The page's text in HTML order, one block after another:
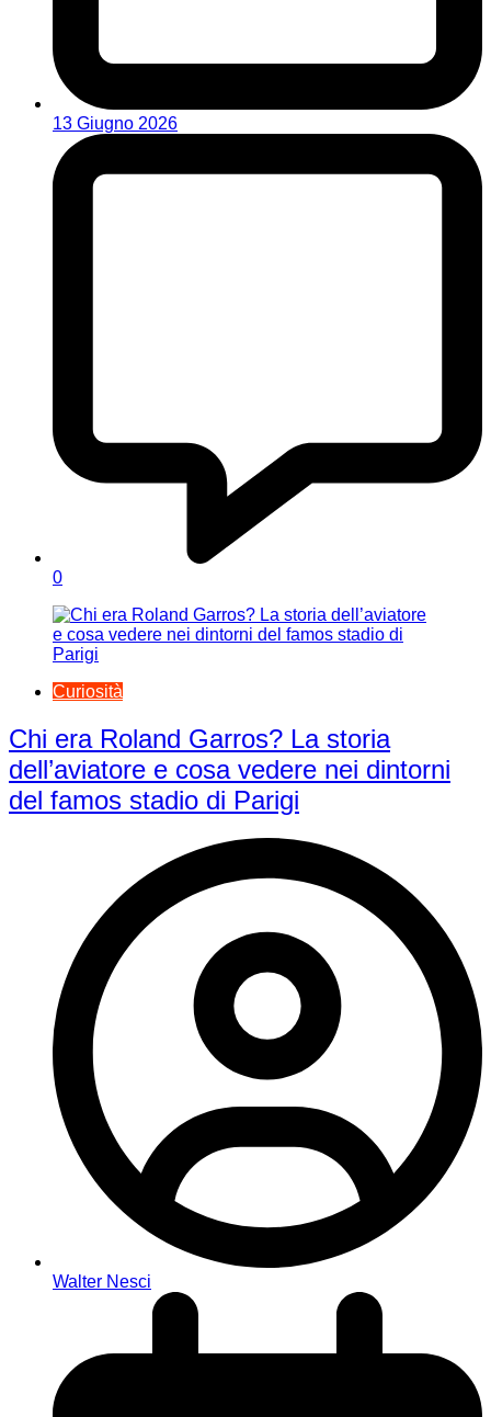
13 Giugno 2026
0
Curiosità
Chi era Roland Garros? La storia
dell’aviatore e cosa vedere nei dintorni
del famos stadio di Parigi
Walter Nesci